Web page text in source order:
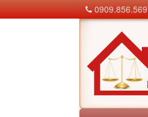
0909.856.569